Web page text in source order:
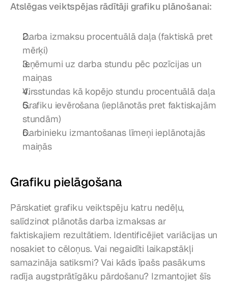
Atslēgas veiktspējas rādītāji grafiku plānošanai:
Darba izmaksu procentuālā daļa (faktiskā pret
mērķi)
Ieņēmumi uz darba stundu pēc pozīcijas un
maiņas
Virsstundas kā kopējo stundu procentuālā daļa
Grafiku ievērošana (ieplānotās pret faktiskajām
stundām)
Darbinieku izmantošanas līmeņi ieplānotajās
maiņās
Grafiku pielāgošana
Pārskatiet grafiku veiktspēju katru nedēļu,
salīdzinot plānotās darba izmaksas ar
faktiskajiem rezultātiem. Identificējiet variācijas un
nosakiet to cēloņus. Vai negaidīti laikapstākļi
samazināja satiksmi? Vai kāds īpašs pasākums
radīja augstprātīgāku pārdošanu? Izmantojiet šīs